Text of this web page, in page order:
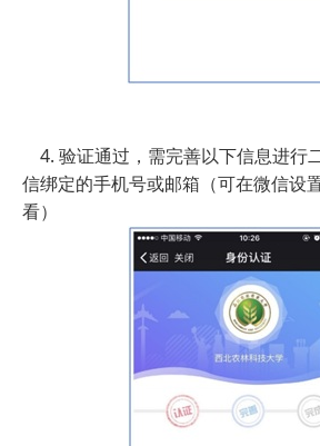
4. 验证通过，需完善以下信息进行
信绑定的手机号或邮箱（可在微信设
看）